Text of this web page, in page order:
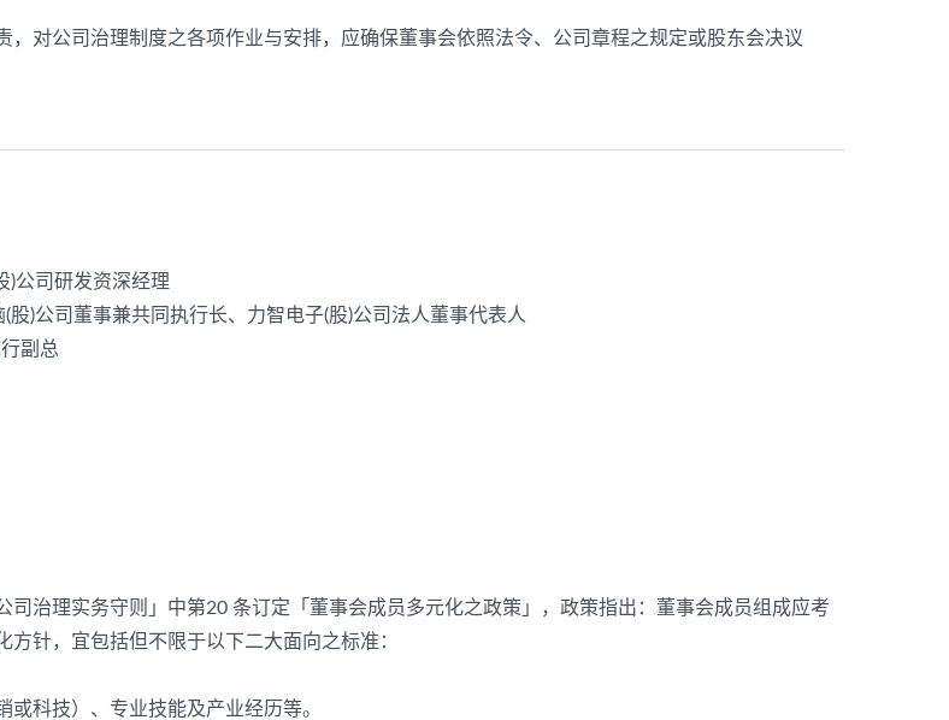
对公司治理制度之各项作业与安排，应确保董事会依照法令、公司章程之规定或股东会决议
)公司研发资深经理
)公司董事兼共同执行长、力智电子(股)公司法人董事代表人
副总
治理实务守则」中第20 条订定「董事会成员多元化之政策」，政策指出：董事会成员组成应考
针，宜包括但不限于以下二大面向之标准：
科技）、专业技能及产业经历等。